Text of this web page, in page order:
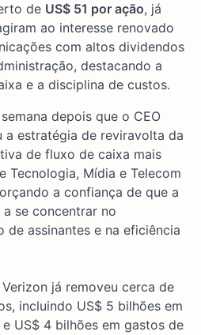
de US$ 51 por ação, já
ao interesse renovado
com altos dividendos
destacando a
e a disciplina de custos.
depois que o CEO
a estratégia de reviravolta da
de fluxo de caixa mais
Tecnologia, Mídia e Telecom
a confiança de que a
se concentrar no
de assinantes e na eficiência
já removeu cerca de
incluindo US$ 5 bilhões em
US$ 4 bilhões em gastos de